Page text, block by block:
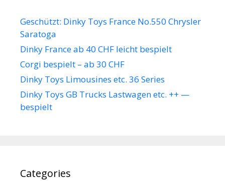
Geschützt: Dinky Toys France No.550 Chrysler
Saratoga
Dinky France ab 40 CHF leicht bespielt
Corgi bespielt – ab 30 CHF
Dinky Toys Limousines etc. 36 Series
Dinky Toys GB Trucks Lastwagen etc. ++ —
bespielt
Categories